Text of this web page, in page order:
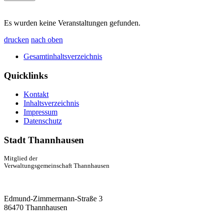
Es wurden keine Veranstaltungen gefunden.
drucken nach oben
Gesamtinhaltsverzeichnis
Quicklinks
Kontakt
Inhaltsverzeichnis
Impressum
Datenschutz
Stadt Thannhausen
Mitglied der
Verwaltungsgemeinschaft Thannhausen
Edmund-Zimmermann-Straße 3
86470 Thannhausen